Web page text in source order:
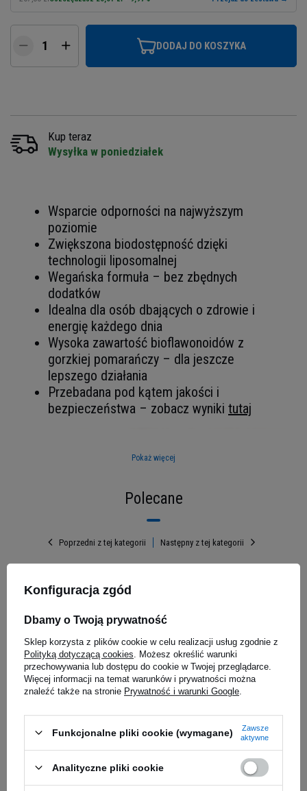
DODAJ DO KOSZYKA
Kup teraz
Wysyłka w poniedziałek
Wsparcie odporności na najwyższym
poziomie
Zwiększona biodostępność dzięki
technologii liposomalnej
Wegańska formuła – bez zbędnych
dodatków
Idealna dla osób dbających o zdrowie i
energię każdego dnia
Wysoka zawartość bioflawonoidów z
gorzkiej pomarańczy – dla jeszcze
lepszego działania
Przebadana pod kątem jakości i
bezpieczeństwa – zobacz wyniki tutaj
Maksymalne wsparcie
odporności i efektywne
wchłanianie
Liposovit®-C to innowacyjna formuła
liposomalnej witaminy C, stworzona z myślą o
skutecznym wspieraniu układu odpornościowego.
Dzięki technologii liposomalnej, składniki aktywne
są otoczone fosfolipidami, co zwiększa ich
biodostępność i sprawia, że organizm wchłania je
znacznie efektywniej niż w tradycyjnych
Pokaż więcej
Polecane
Poprzedni z tej kategorii
hesperydyną - 60tabs
5.00 (7)
Siarka
Następny z tej kategorii
Konfiguracja zgód
Dbamy o Twoją prywatność
Sklep korzysta z plików cookie w celu realizacji usług zgodnie z
Polityką dotyczącą cookies . Możesz określić warunki
przechowywania lub dostępu do cookie w Twojej przeglądarce.
Więcej informacji na temat warunków i prywatności można
znaleźć także na stronie Prywatność i warunki Google
Funkcjonalne pliki cookie (wymagane)
Zawsze
aktywne
Analityczne pliki cookie